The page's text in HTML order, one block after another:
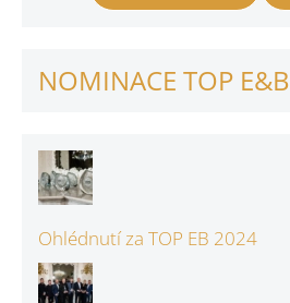
NOMINACE TOP E&B
Ohlédnutí za TOP EB 2024